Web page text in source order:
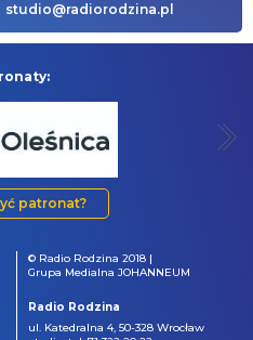
studio@radiorodzina.pl
patronat?
© Radio Rodzina 2018 |
Grupa Medialna JOHANNEUM
Radio Rodzina
ul. Katedralna 4, 50-328 Wrocław